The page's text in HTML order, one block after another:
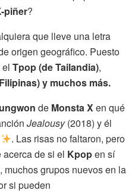
piñer?
que lleve una letra
origen geográfico. Puesto
Tpop (de Tailandia),
y muchos más.
de Monsta Xen qué
Jealousy(2018) y él
. Las risas no faltaron, pero
de si el Kpopen sí
muchos grupos nuevos en la
si pueden